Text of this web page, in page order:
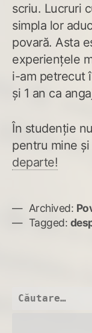
scriu. Lucruri
simpla lor
povară. Asta
experiențele
i-am petrecut
și 1 an ca
În studenție
pentru mine
departe!
Archived:
Tagged:
Caută